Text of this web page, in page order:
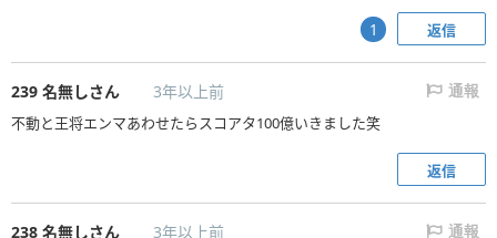
返信
1
239 名無しさん 3年以上前 通報
不動と王将エンマあわせたらスコアタ100億いきました笑
返信
238 名無しさん 3年以上前 通報